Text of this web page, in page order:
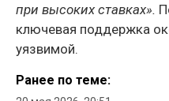
при высоких ставках».
ключевая поддержка
уязвимой.
Ранее по теме: